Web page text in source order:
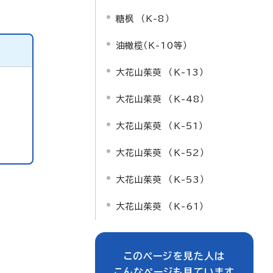
糖枫 （K-8）
油橄榄（K-10等）
大花山茱萸 （K-13）
大花山茱萸 （K-48）
大花山茱萸 （K-51）
大花山茱萸 （K-52）
大花山茱萸 （K-53）
大花山茱萸 （K-61）
このページを見た人は